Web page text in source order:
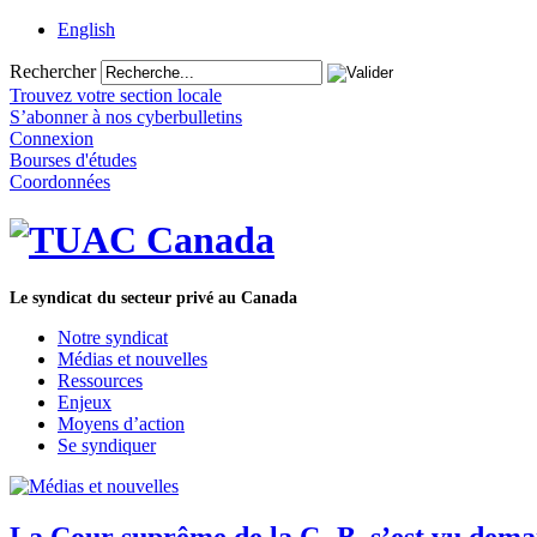
English
Rechercher
Trouvez votre section locale
S’abonner à nos cyberbulletins
Connexion
Bourses d'études
Coordonnées
Le syndicat du secteur privé au Canada
Notre syndicat
Médias et nouvelles
Ressources
Enjeux
Moyens d’action
Se syndiquer